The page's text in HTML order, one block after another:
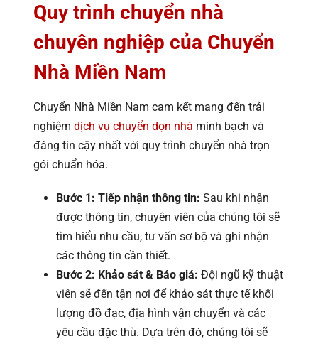
Quy trình chuyển nhà
chuyên nghiệp của Chuyển
Nhà Miền Nam
Chuyển Nhà Miền Nam cam kết mang đến trải
nghiệm dịch vụ chuyển dọn nhà minh bạch và
đáng tin cậy nhất với quy trình chuyển nhà trọn
gói chuẩn hóa.
Bước 1: Tiếp nhận thông tin: Sau khi nhận
được thông tin, chuyên viên của chúng tôi sẽ
tìm hiểu nhu cầu, tư vấn sơ bộ và ghi nhận
các thông tin cần thiết.
Bước 2: Khảo sát & Báo giá: Đội ngũ kỹ thuật
viên sẽ đến tận nơi để khảo sát thực tế khối
lượng đồ đạc, địa hình vận chuyển và các
yêu cầu đặc thù. Dựa trên đó, chúng tôi sẽ